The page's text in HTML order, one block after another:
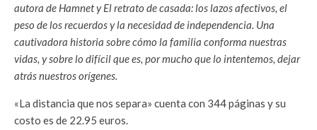
autora de Hamnet y El retrato de casada: los lazos afectivos, el
peso de los recuerdos y la necesidad de independencia. Una
cautivadora historia sobre cómo la familia conforma nuestras
vidas, y sobre lo difícil que es, por mucho que lo intentemos, dejar
atrás nuestros orígenes.
«La distancia que nos separa» cuenta con 344 páginas y su
costo es de 22.95 euros.